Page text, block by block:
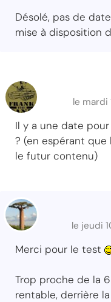
Désolé, pas de
mise à disposition
le mardi
Il y a une date
? (en espérant que
le futur contenu)
le jeudi
Merci pour le test
Trop proche de la
rentable, derrière